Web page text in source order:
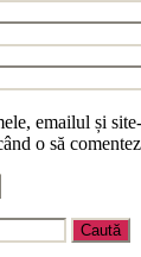
emailul și
o să